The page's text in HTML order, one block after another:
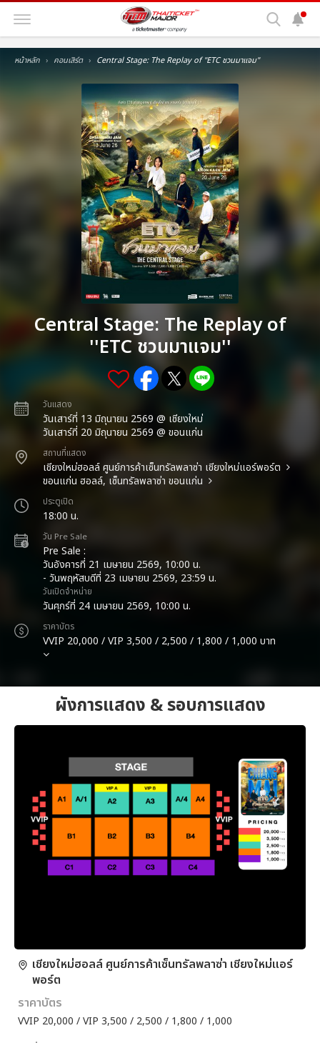
หน้าหลัก คอนเสิร์ต Central Stage: The Replay of ''ETC ชวนมาแจม''
Central Stage: The Replay of
''ETC ชวนมาแจม''
วันแสดง
วันเสาร์ที่ 13 มิถุนายน 2569 @ เชียงใหม่
วันเสาร์ที่ 20 มิถุนายน 2569 @ ขอนแก่น
สถานที่แสดง
เชียงใหม่ฮอลล์ ศูนย์การค้าเซ็นทรัลพลาซ่า เชียงใหม่แอร์พอร์ต
ขอนแก่น ฮอลล์, เซ็นทรัลพลาซ่า ขอนแก่น
ประตูเปิด
18:00 น.
วัน Pre Sale
Pre Sale :
วันอังคารที่ 21 เมษายน 2569, 10:00 น.
- วันพฤหัสบดีที่ 23 เมษายน 2569, 23:59 น.
วันเปิดจำหน่าย
วันศุกร์ที่ 24 เมษายน 2569, 10:00 น.
ราคาบัตร
VVIP 20,000 / VIP 3,500 / 2,500 / 1,800 / 1,000 บาท
ผังการแสดง & รอบการแสดง
เชียงใหม่ฮอลล์ ศูนย์การค้าเซ็นทรัลพลาซ่า เชียงใหม่แอร์
พอร์ต
ราคาบัตร
VVIP 20,000 / VIP 3,500 / 2,500 / 1,800 / 1,000